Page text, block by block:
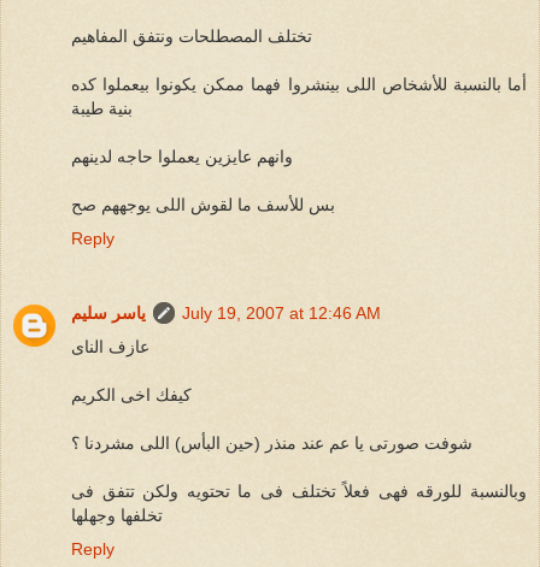
تختلف المصطلحات ونتفق المفاهيم
أما بالنسبة للأشخاص اللى بينشروا فهما ممكن يكونوا بيعملوا كده
بنية طيبة
وانهم عايزين يعملوا حاجه لدينهم
بس للأسف ما لقوش اللى يوجههم صح
Reply
ياسر سليم
July 19, 2007 at 12:46 AM
عازف الناى
كيفك اخى الكريم
شوفت صورتى يا عم عند منذر (حين البأس) اللى مشردنا ؟
وبالنسبة للورقه فهى فعلاً تختلف فى ما تحتويه ولكن تتفق فى
تخلفها وجهلها
Reply